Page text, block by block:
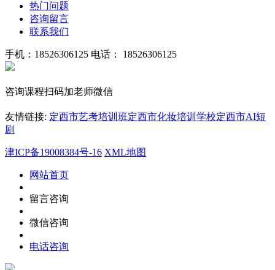
热门问题
咨询留言
联系我们
手机：18526306125 电话： 18526306125
咨询课程扫码加老师微信
友情链接: 定西市艺考培训班定西市化妆培训学校定西市AI短
剧
津ICP备19008384号-16 XML地图
网站首页
留言咨询
微信咨询
电话咨询